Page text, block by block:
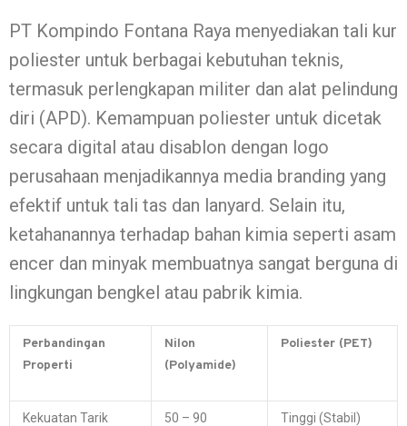
PT Kompindo Fontana Raya menyediakan tali kur
poliester untuk berbagai kebutuhan teknis,
termasuk perlengkapan militer dan alat pelindung
diri (APD). Kemampuan poliester untuk dicetak
secara digital atau disablon dengan logo
perusahaan menjadikannya media branding yang
efektif untuk tali tas dan lanyard. Selain itu,
ketahanannya terhadap bahan kimia seperti asam
encer dan minyak membuatnya sangat berguna di
lingkungan bengkel atau pabrik kimia.
Perbandingan
Properti
Nilon
(Polyamide)
Poliester (PET)
Kekuatan Tarik
50 – 90 Tinggi (Stabil)